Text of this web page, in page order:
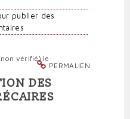
publier des
PERMALIEN
vérifié) le
DES